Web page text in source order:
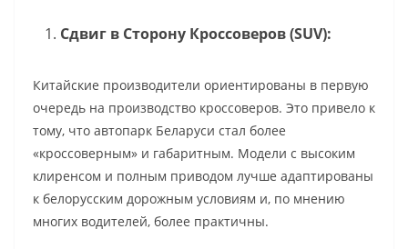
Сдвиг в Сторону Кроссоверов (SUV):
Китайские производители ориентированы в первую
очередь на производство кроссоверов. Это привело к
тому, что автопарк Беларуси стал более
«кроссоверным» и габаритным. Модели с высоким
клиренсом и полным приводом лучше адаптированы
к белорусским дорожным условиям и, по мнению
многих водителей, более практичны.